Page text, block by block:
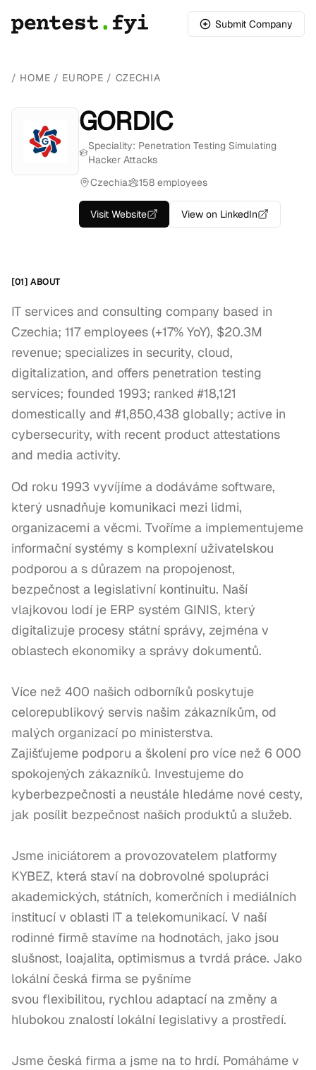
Submit Company
/ HOME / EUROPE / CZECHIA
GORDIC
Speciality: Penetration Testing Simulating
Hacker Attacks
Czechia
158 employees
Visit Website View on LinkedIn
[01] ABOUT
IT services and consulting company based in
Czechia; 117 employees (+17% YoY), $20.3M
revenue; specializes in security, cloud,
digitalization, and offers penetration testing
services; founded 1993; ranked #18,121
domestically and #1,850,438 globally; active in
cybersecurity, with recent product attestations
and media activity.
Od roku 1993 vyvíjíme a dodáváme software,
který usnadňuje komunikaci mezi lidmi,
organizacemi a věcmi. Tvoříme a implementujeme
informační systémy s komplexní uživatelskou
podporou a s důrazem na propojenost,
bezpečnost a legislativní kontinuitu. Naší
vlajkovou lodí je ERP systém GINIS, který
digitalizuje procesy státní správy, zejména v
oblastech ekonomiky a správy dokumentů.
Více než 400 našich odborníků poskytuje
celorepublikový servis našim zákazníkům, od
malých organizací po ministerstva.
Zajišťujeme podporu a školení pro více než 6 000
spokojených zákazníků. Investujeme do
kyberbezpečnosti a neustále hledáme nové cesty,
jak posílit bezpečnost našich produktů a služeb.
Jsme iniciátorem a provozovatelem platformy
KYBEZ, která staví na dobrovolné spolupráci
akademických, státních, komerčních i mediálních
institucí v oblasti IT a telekomunikací. V naší
rodinné firmě stavíme na hodnotách, jako jsou
slušnost, loajalita, optimismus a tvrdá práce. Jako
lokální česká firma se pyšníme
svou flexibilitou, rychlou adaptací na změny a
hlubokou znalostí lokální legislativy a prostředí.
Jsme česká firma a jsme na to hrdí. Pomáháme v